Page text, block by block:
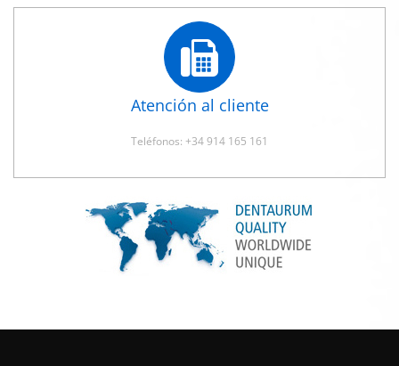
Atención al cliente
Teléfonos: +34 914 165 161